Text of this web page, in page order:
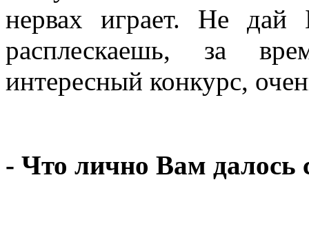
нервах играет. Не дай
расплескаешь, за
интересный конкурс,
- Что лично Вам далось